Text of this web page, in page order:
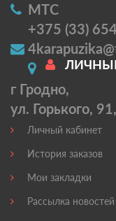
МТС
+375 (33)
г Гродно,
ул. Горького,
Личный кабинет
История заказов
Мои закладки
Рассылка новостей